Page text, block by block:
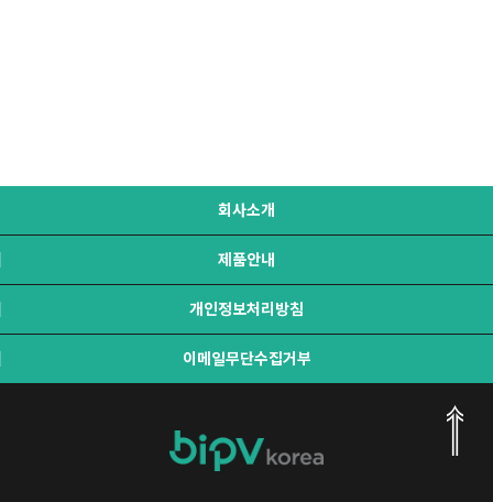
회사소개
제품안내
개인정보처리방침
이메일무단수집거부